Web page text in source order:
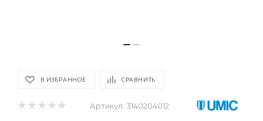
В ИЗБРАННОЕ СРАВНИТЬ
Артикул: 3140204012